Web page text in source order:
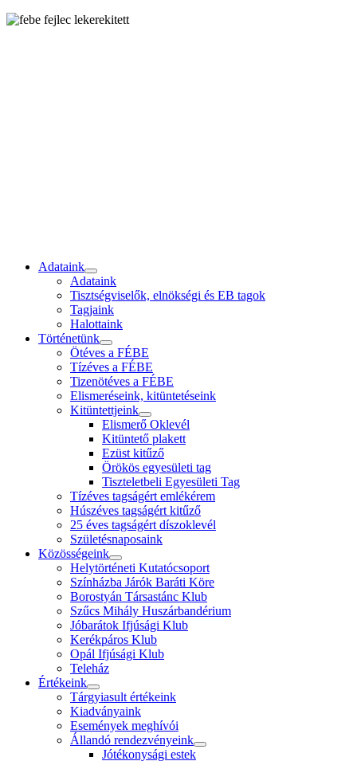
Adataink
Adataink
Tisztségviselők, elnökségi és EB tagok
Tagjaink
Halottaink
Történetünk
Ötéves a FÉBE
Tízéves a FÉBE
Tizenötéves a FÉBE
Elismeréseink, kitüntetéseink
Kitüntettjeink
Elismerő Oklevél
Kitüntető plakett
Ezüst kitűző
Örökös egyesületi tag
Tiszteletbeli Egyesületi Tag
Tízéves tagságért emlékérem
Húszéves tagságért kitűző
25 éves tagságért díszoklevél
Születésnaposaink
Közösségeink
Helytörténeti Kutatócsoport
Színházba Járók Baráti Köre
Borostyán Társastánc Klub
Szűcs Mihály Huszárbandérium
Jóbarátok Ifjúsági Klub
Kerékpáros Klub
Opál Ifjúsági Klub
Teleház
Értékeink
Tárgyiasult értékeink
Kiadványaink
Események meghívói
Állandó rendezvényeink
Jótékonysági estek